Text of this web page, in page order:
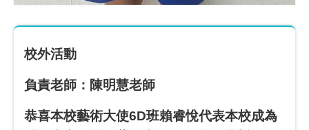
校外活動
負責老師：陳明慧老師
恭喜本校藝術大使6D班賴睿悅代表本校成為